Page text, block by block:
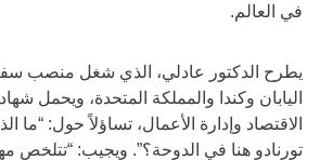
في العالم.
يطرح الدكتور عادلي، الذي شغل منصب
اليابان وكندا والمملكة المتحدة، ويحمل
الاقتصاد وإدارة الأعمال، تساؤلاً حول: “ما
تورنادو هنا في الدوحة؟”. ويجيب: “تتلخص